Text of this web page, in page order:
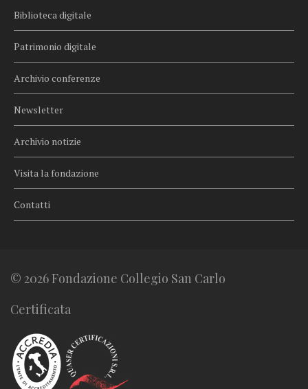
Biblioteca digitale
Patrimonio digitale
Archivio conferenze
Newsletter
Archivio notizie
Visita la fondazione
Contatti
© 2026 Fondazione Collegio San Carlo
Certificata